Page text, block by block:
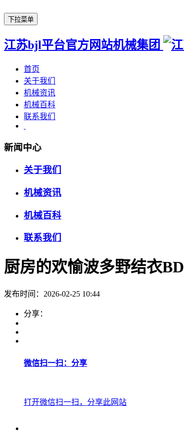
下拉菜单
江苏bjl平台官方网站机械集团
首页
关于我们
机械资讯
机械百科
联系我们
新闻中心
关于我们
机械资讯
机械百科
联系我们
厨房的欢愉波多野结衣BD
发布时间：2026-02-25 10:44
分享：
微信扫一扫：分享
打开微信扫一扫，分享此网站